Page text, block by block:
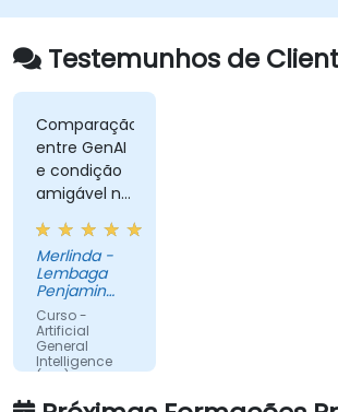
Testemunhos de
Comparação
entre GenAI
e condição
amigável na
classe
Merlinda -
Lembaga
Penjamin
Simpanan
Curso -
Artificial
General
Intelligence
(AGI) and